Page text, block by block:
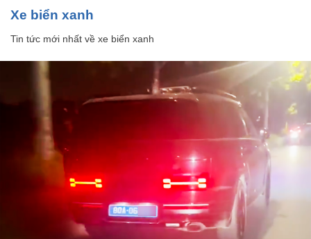
xe biển xanh
Tin tức mới nhất về xe biển xanh